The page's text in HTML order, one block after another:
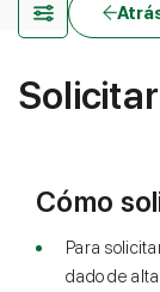
Cómo
Para
dado de alta